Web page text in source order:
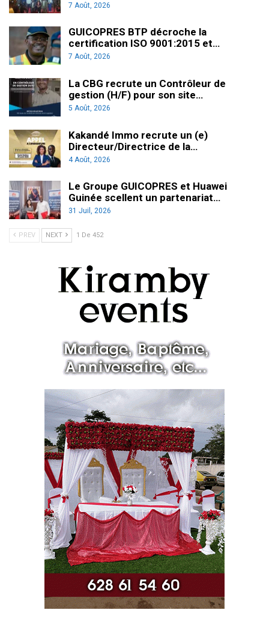
7 Août, 2026
GUICOPRES BTP décroche la
certification ISO 9001:2015 et…
7 Août, 2026
La CBG recrute un Contrôleur de
gestion (H/F) pour son site…
5 Août, 2026
Kakandé Immo recrute un (e)
Directeur/Directrice de la…
4 Août, 2026
Le Groupe GUICOPRES et Huawei
Guinée scellent un partenariat…
31 Juil, 2026
PREV NEXT 1 De 452